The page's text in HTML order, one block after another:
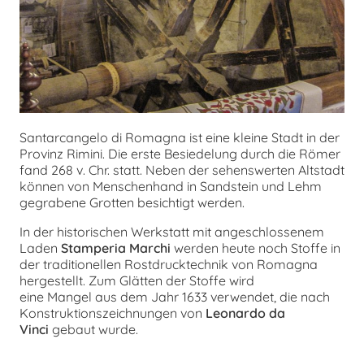
Santarcangelo di Romagna ist eine kleine Stadt in der
Provinz Rimini. Die erste Besiedelung durch die Römer
fand 268 v. Chr. statt. Neben der sehenswerten Altstadt
können von Menschenhand in Sandstein und Lehm
gegrabene Grotten besichtigt werden.
In der historischen Werkstatt mit angeschlossenem
Laden Stamperia Marchi werden heute noch Stoffe in
der traditionellen Rostdrucktechnik von Romagna
hergestellt. Zum Glätten der Stoffe wird
eine Mangel aus dem Jahr 1633 verwendet, die nach
Konstruktionszeichnungen von Leonardo da
Vinci gebaut wurde.